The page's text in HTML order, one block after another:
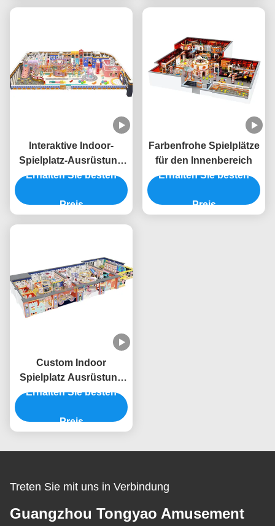
Interaktive Indoor-
Spielplatz-Ausrüstung
Raumthematik
Spielstruktur
Erhalten Sie besten
Preis
Farbenfrohe Spielplätze
für den Innenbereich
Erhalten Sie besten
Preis
Custom Indoor
Spielplatz Ausrüstung
kommerzielle Indoor
Baby King Thema
Erhalten Sie besten
Preis
Treten Sie mit uns in Verbindung
Guangzhou Tongyao Amusement